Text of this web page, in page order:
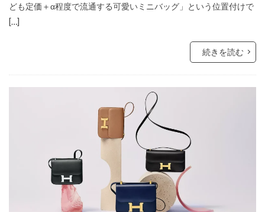
ども定価＋α程度で流通する可愛いミニバッグ」という位置付けで
[…]
続きを読む